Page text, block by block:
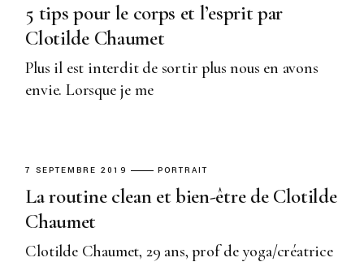
5 tips pour le corps et l’esprit par
Clotilde Chaumet
Plus il est interdit de sortir plus nous en avons
envie. Lorsque je me
7 SEPTEMBRE 2019 PORTRAIT
La routine clean et bien-être de Clotilde
Chaumet
Clotilde Chaumet, 29 ans, prof de yoga/créatrice